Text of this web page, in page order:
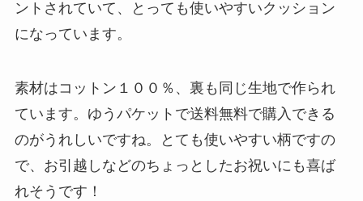
ントされていて、とっても使いやすいクッション
になっています。
素材はコットン１００％、裏も同じ生地で作られ
ています。ゆうパケットで送料無料で購入できる
のがうれしいですね。とても使いやすい柄ですの
で、お引越しなどのちょっとしたお祝いにも喜ば
れそうです！